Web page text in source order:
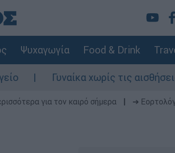
Ψυχαγωγία Food & Drink
Γυναίκα χωρίς τις αισθήσεις της
για τον καιρό σήμερα
➔